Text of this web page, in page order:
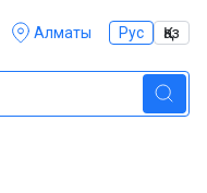
Алматы Рус Қаз